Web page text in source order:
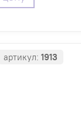
артикул: 1913